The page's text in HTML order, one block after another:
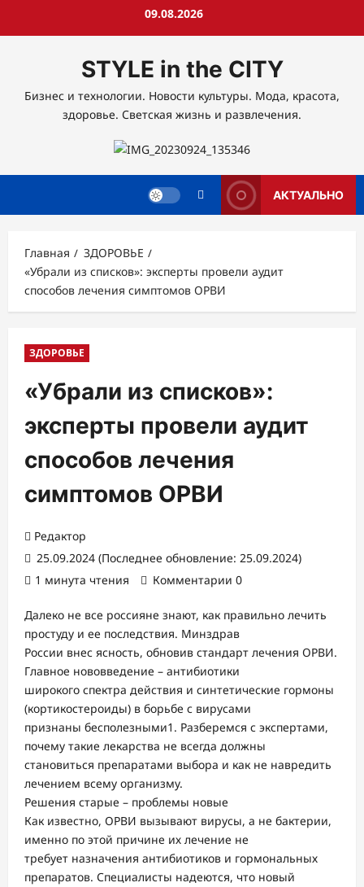
09.08.2026
STYLE in the CITY
Бизнес и технологии. Новости культуры. Мода, красота,
здоровье. Светская жизнь и развлечения.
АКТУАЛЬНО
Главная
ЗДОРОВЬЕ
«Убрали из списков»: эксперты провели аудит
способов лечения симптомов ОРВИ
ЗДОРОВЬЕ
«Убрали из списков»:
эксперты провели аудит
способов лечения
симптомов ОРВИ
Редактор
25.09.2024 (Последнее обновление: 25.09.2024)
1 минута чтения
Комментарии 0
Далеко не все россияне знают, как правильно лечить
простуду и ее последствия. Минздрав
России внес ясность, обновив стандарт лечения ОРВИ.
Главное нововведение – антибиотики
широкого спектра действия и синтетические гормоны
(кортикостероиды) в борьбе с вирусами
признаны бесполезными1. Разберемся с экспертами,
почему такие лекарства не всегда должны
становиться препаратами выбора и как не навредить
лечением всему организму.
Решения старые – проблемы новые
Как известно, ОРВИ вызывают вирусы, а не бактерии,
именно по этой причине их лечение не
требует назначения антибиотиков и гормональных
препаратов. Специалисты надеются, что новый